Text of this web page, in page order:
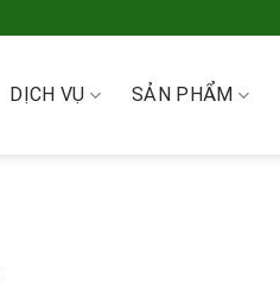
DỊCH VỤ SẢN PHẨM